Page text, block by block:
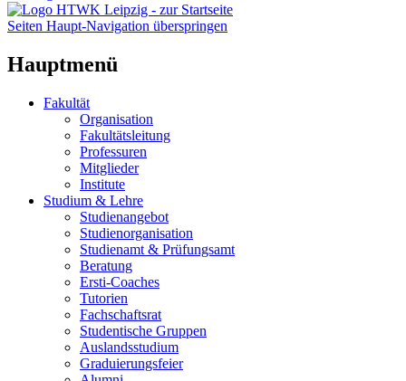
Seiten Haupt-Navigation überspringen
Hauptmenü
Fakultät
Organisation
Fakultätsleitung
Professuren
Mitglieder
Institute
Studium & Lehre
Studienangebot
Studienorganisation
Studienamt & Prüfungsamt
Beratung
Ersti-Coaches
Tutorien
Fachschaftsrat
Studentische Gruppen
Auslandsstudium
Graduierungsfeier